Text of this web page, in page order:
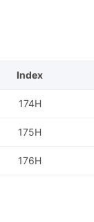
Index
174H
175H
176H